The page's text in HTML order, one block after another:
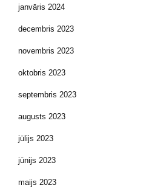
janvāris 2024
decembris 2023
novembris 2023
oktobris 2023
septembris 2023
augusts 2023
jūlijs 2023
jūnijs 2023
maijs 2023